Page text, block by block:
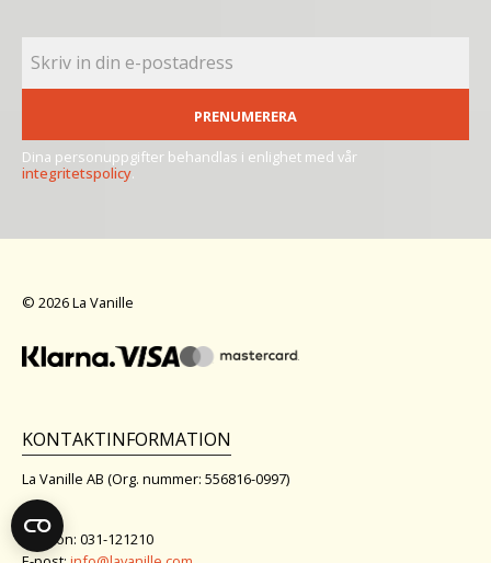
PRENUMERERA
Dina personuppgifter behandlas i enlighet med vår
integritetspolicy.
© 2026 La Vanille
KONTAKTINFORMATION
La Vanille AB (Org. nummer: 556816-0997)
Telefon: 031-121210